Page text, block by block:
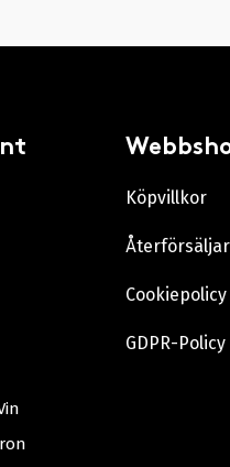
Köpvillkor
Cookiepolicy
GDPR-Policy